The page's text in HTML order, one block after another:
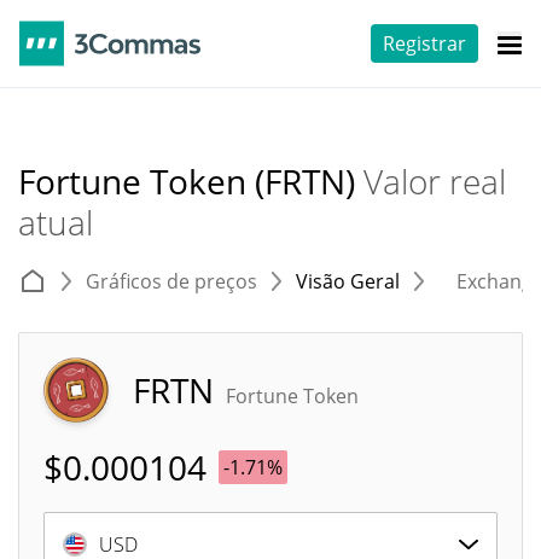
Registrar
Fortune Token (FRTN)Valor real
atual
Gráficos de preços Visão Geral
FRTN Fortune Token
$0.000104 -1.71%
USD